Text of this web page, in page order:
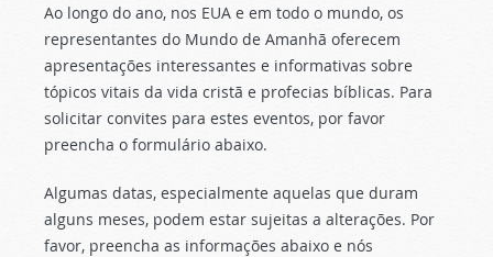
Ao longo do ano, nos EUA e em todo o mundo, os
representantes do Mundo de Amanhã oferecem
apresentações interessantes e informativas sobre
tópicos vitais da vida cristã e profecias bíblicas. Para
solicitar convites para estes eventos, por favor
preencha o formulário abaixo.
Algumas datas, especialmente aquelas que duram
alguns meses, podem estar sujeitas a alterações. Por
favor, preencha as informações abaixo e nós